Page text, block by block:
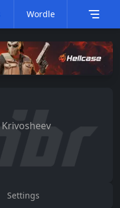
Wordle
Krivosheev
Settings